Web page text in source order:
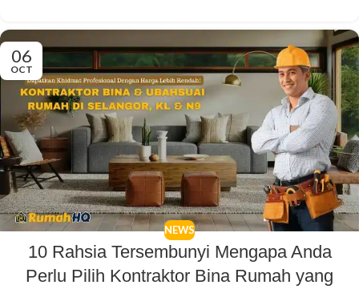
06
OCT
NEWS
10 Rahsia Tersembunyi Mengapa Anda
Perlu Pilih Kontraktor Bina Rumah yang